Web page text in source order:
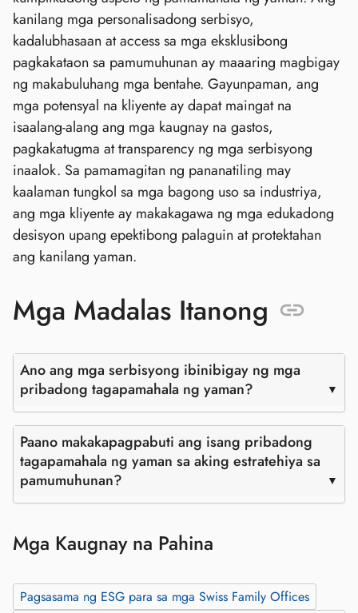
kanilang mga personalisadong serbisyo,
kadalubhasaan at access sa mga eksklusibong
pagkakataon sa pamumuhunan ay maaaring magbigay
ng makabuluhang mga bentahe. Gayunpaman, ang
mga potensyal na kliyente ay dapat maingat na
isaalang-alang ang mga kaugnay na gastos,
pagkakatugma at transparency ng mga serbisyong
inaalok. Sa pamamagitan ng pananatiling may
kaalaman tungkol sa mga bagong uso sa industriya,
ang mga kliyente ay makakagawa ng mga edukadong
desisyon upang epektibong palaguin at protektahan
ang kanilang yaman.
Mga Madalas Itanong
Ano ang mga serbisyong ibinibigay ng mga
pribadong tagapamahala ng yaman?
Paano makakapagpabuti ang isang pribadong
tagapamahala ng yaman sa aking estratehiya sa
pamumuhunan?
Mga Kaugnay na Pahina
Pagsasama ng ESG para sa mga Swiss Family Offices